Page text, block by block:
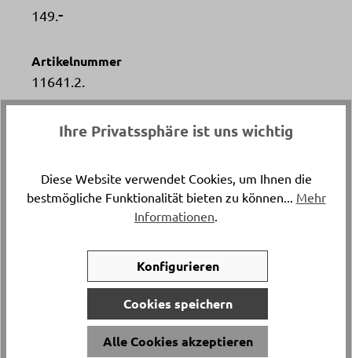
149. -
Artikelnummer
11641.2.
Gestellmaterial
Versand & Lieferung
Lieferung und Montage
Ihre Privatssphäre ist uns wichtig
Diese Website verwendet Cookies, um Ihnen die
bestmögliche Funktionalität bieten zu können... Mehr
Informationen
Konfigurieren
Cookies speichern
Alle Cookies akzeptieren